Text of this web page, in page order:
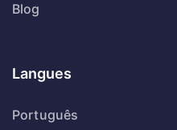
Blog
Langues
Português